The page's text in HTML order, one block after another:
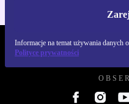
Informacje na temat używania danych
Polityce prywatności
REFURBED